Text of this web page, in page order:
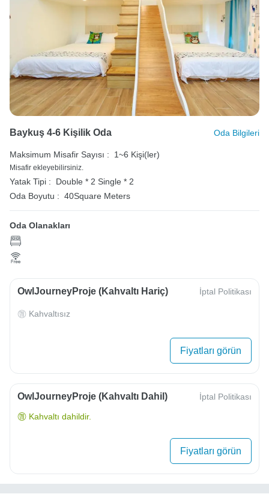
Baykuş 4-6 Kişilik Oda Oda Bilgileri
Maksimum Misafir Sayısı : 1~6 Kişi(ler)
Misafir ekleyebilirsiniz.
Yatak Tipi : Double * 2 Single * 2
Oda Boyutu : 40Square Meters
Oda Olanakları
OwlJourneyProje (Kahvaltı Hariç) İptal Politikası
Kahvaltısız
Fiyatları görün
OwlJourneyProje (Kahvaltı Dahil) İptal Politikası
Kahvaltı dahildir.
Fiyatları görün